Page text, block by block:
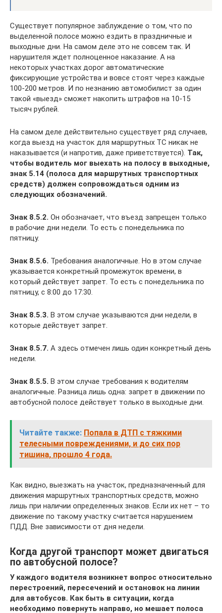
Существует популярное заблуждение о том, что по
выделенной полосе можно ездить в праздничные и
выходные дни. На самом деле это не совсем так. И
нарушителя ждет полноценное наказание. А на
некоторых участках дорог автоматические
фиксирующие устройства и вовсе стоят через каждые
100-200 метров. И по незнанию автомобилист за один
такой «выезд» сможет накопить штрафов на 10-15
тысяч рублей.
На самом деле действительно существует ряд случаев,
когда выезд на участок для маршрутных ТС никак не
наказывается (и напротив, даже приветствуется). Так,
чтобы водитель мог выехать на полосу в выходные,
знак 5.14 (полоса для маршрутных транспортных
средств) должен сопровождаться одним из
следующих обозначений.
Знак 8.5.2. Он обозначает, что въезд запрещен только
в рабочие дни недели. То есть с понедельника по
пятницу.
Знак 8.5.6. Требования аналогичные. Но в этом случае
указывается конкретный промежуток времени, в
который действует запрет. То есть с понедельника по
пятницу, с 8:00 до 17:30.
Знак 8.5.3. В этом случае указываются дни недели, в
которые действует запрет.
Знак 8.5.7. А здесь отмечен лишь один конкретный день
недели.
Знак 8.5.5. В этом случае требования к водителям
аналогичные. Разница лишь одна: запрет в движении по
автобусной полосе действует только в выходные дни.
Читайте также: Попала в ДТП с тяжкими
телесными повреждениями, и до сих пор
тишина, прошло 4 года.
Как видно, выезжать на участок, предназначенный для
движения маршрутных транспортных средств, можно
лишь при наличии определенных знаков. Если их нет – то
движение по такому участку считается нарушением
ПДД. Вне зависимости от дня недели.
Когда другой транспорт может двигаться
по автобусной полосе?
У каждого водителя возникнет вопрос относительно
перестроений, пересечений и остановок на линии
для автобусов. Как быть в ситуации, когда
необходимо повернуть направо, но мешает полоса